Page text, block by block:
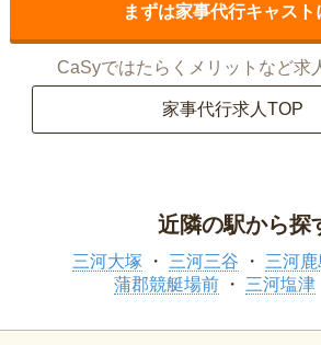
まずは家事代行キャスト
CaSyではたらくメリットなど求
家事代行求人TOP
近隣の駅から探
三河大塚 三河三谷 三河鹿
蒲郡競艇場前
三河塩津